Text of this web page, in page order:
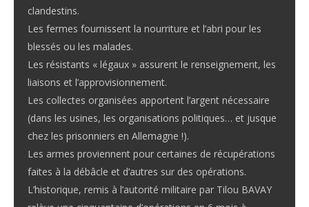
clandestins.
Les fermes fournissent la nourriture et l’abri pour les
blessés ou les malades.
Les résistants « légaux » assurent le renseignement, les
liaisons et l’approvisionnement.
Les collectes organisées apportent l’argent nécessaire
(dans les usines, les organisations politiques… et jusque
chez les prisonniers en Allemagne !).
Les armes proviennent pour certaines de récupérations
faites à la débâcle et d’autres sur des opérations.
L’historique, remis à l’autorité militaire par Tilou BAVAY